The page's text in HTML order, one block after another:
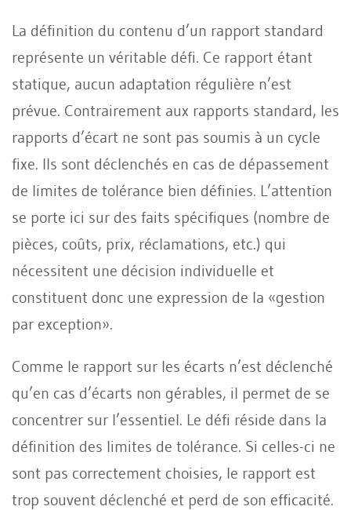
La définition du contenu d’un rapport standard
représente un véritable défi. Ce rapport étant
statique, aucun adaptation régulière n’est
prévue. Contrairement aux rapports standard, les
rapports d’écart ne sont pas soumis à un cycle
fixe. Ils sont déclenchés en cas de dépassement
de limites de tolérance bien définies. L’attention
se porte ici sur des faits spécifiques (nombre de
pièces, coûts, prix, réclamations, etc.) qui
nécessitent une décision individuelle et
constituent donc une expression de la «gestion
par exception».
Comme le rapport sur les écarts n’est déclenché
qu’en cas d’écarts non gérables, il permet de se
concentrer sur l’essentiel. Le défi réside dans la
définition des limites de tolérance. Si celles-ci ne
sont pas correctement choisies, le rapport est
trop souvent déclenché et perd de son efficacité.